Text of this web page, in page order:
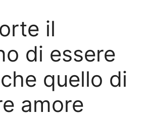
il
di essere
quello di
amore